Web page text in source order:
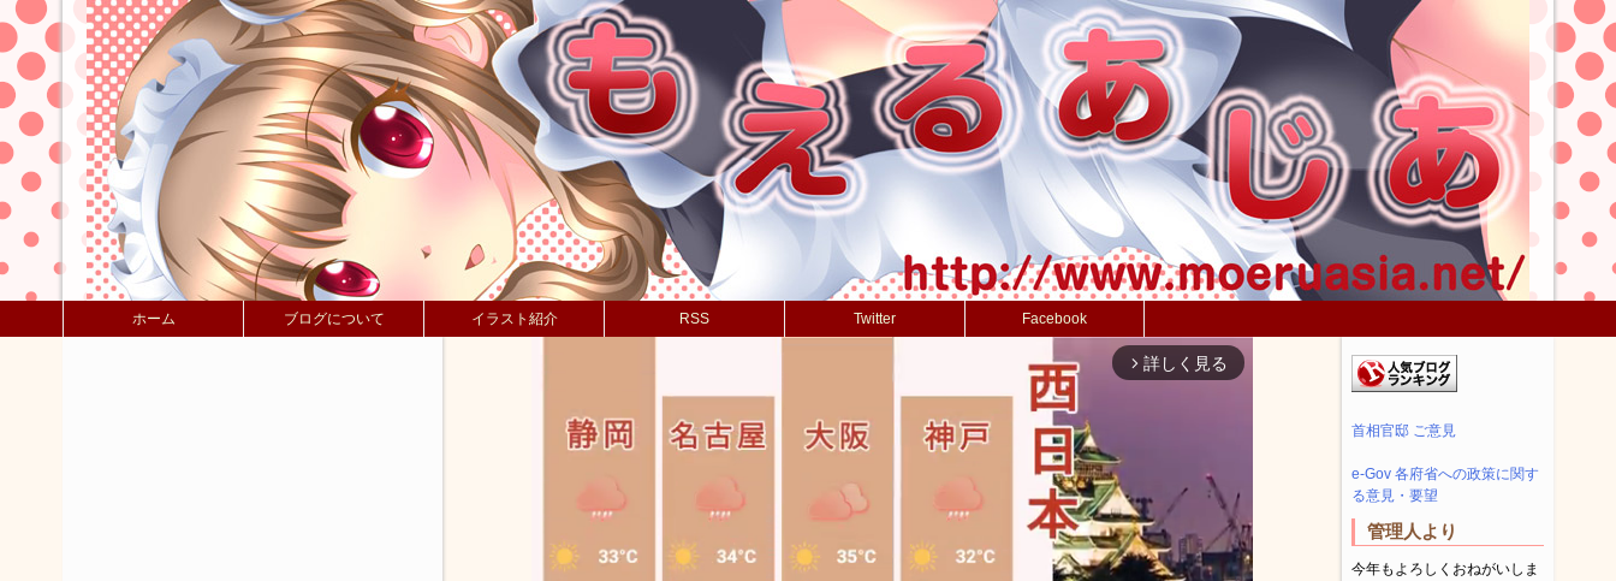
ホーム ブログについて イラスト紹介 RSS Twitter Facebook
arrow_forward_ios 詳しく見る
首相官邸 ご意見
e-Gov 各府省への政策に関す
る意見・要望
管理人より
今年もよろしくおねがいしま